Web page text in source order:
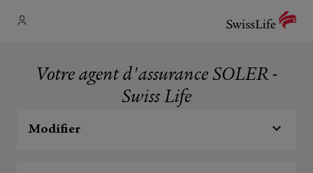
Votre agent d'assurance SOLER -
Swiss Life
Modifier